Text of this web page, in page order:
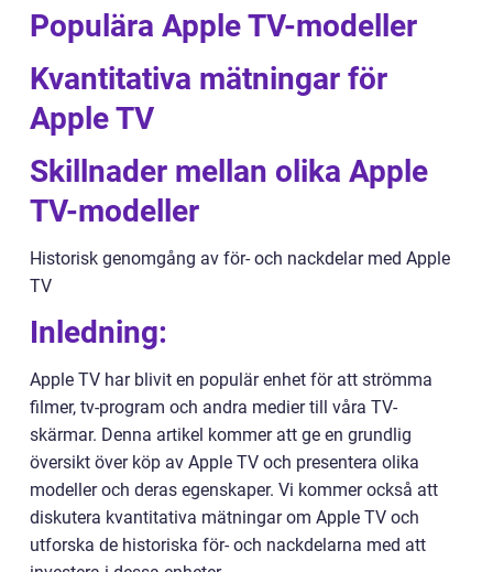
Populära Apple TV-modeller
Kvantitativa mätningar för
Apple TV
Skillnader mellan olika Apple
TV-modeller
Historisk genomgång av för- och nackdelar med Apple
TV
Inledning:
Apple TV har blivit en populär enhet för att strömma
filmer, tv-program och andra medier till våra TV-
skärmar. Denna artikel kommer att ge en grundlig
översikt över köp av Apple TV och presentera olika
modeller och deras egenskaper. Vi kommer också att
diskutera kvantitativa mätningar om Apple TV och
utforska de historiska för- och nackdelarna med att